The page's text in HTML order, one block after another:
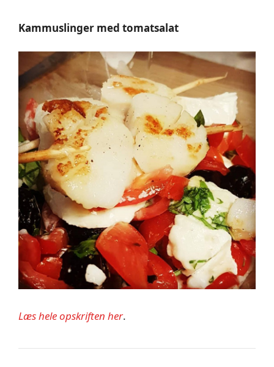
Kammuslinger med tomatsalat
Læs hele opskriften her.